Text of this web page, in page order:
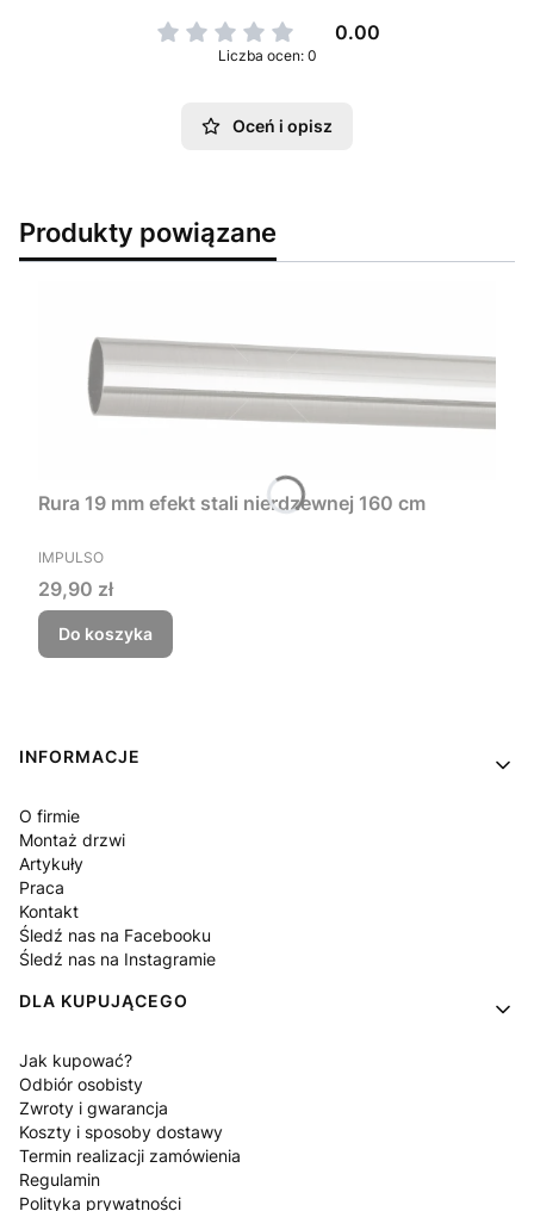
0.00
Liczba ocen: 0
Oceń i opisz
Produkty powiązane
Rura 19 mm efekt stali nierdzewnej 160 cm
PRODUCENT
IMPULSO
Cena
29,90 zł
Do koszyka
Linki w stopce
INFORMACJE
O firmie
Montaż drzwi
Artykuły
Praca
Kontakt
Śledź nas na Facebooku
Śledź nas na Instagramie
DLA KUPUJĄCEGO
Jak kupować?
Odbiór osobisty
Zwroty i gwarancja
Koszty i sposoby dostawy
Termin realizacji zamówienia
Regulamin
Polityka prywatności